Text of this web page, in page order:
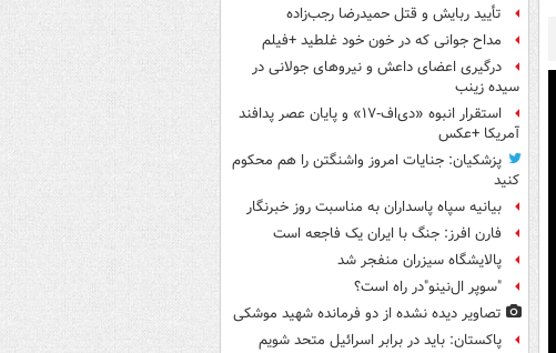
تأیید ربایش و قتل حمیدرضا رجب‌زاده
مداح جوانی که در خون خود غلطید +فیلم
درگیری اعضای داعش و نیروهای جولانی در
سیده زینب
استقرار انبوه «دی‌اف‑۱۷» و پایان عصر پدافند
آمریکا +عکس
پزشکیان: جنایات امروز واشنگتن را هم محکوم
کنید
بیانیه سپاه پاسداران به مناسبت روز خبرنگار
فارن افرز: جنگ با ایران یک فاجعه است
پالایشگاه سیزران منفجر شد
"سوپر ال‌نینو"در راه است؟
تصاویر دیده‌ نشده از دو فرمانده شهید موشکی
پاکستان: باید در برابر اسرائیل متحد شویم